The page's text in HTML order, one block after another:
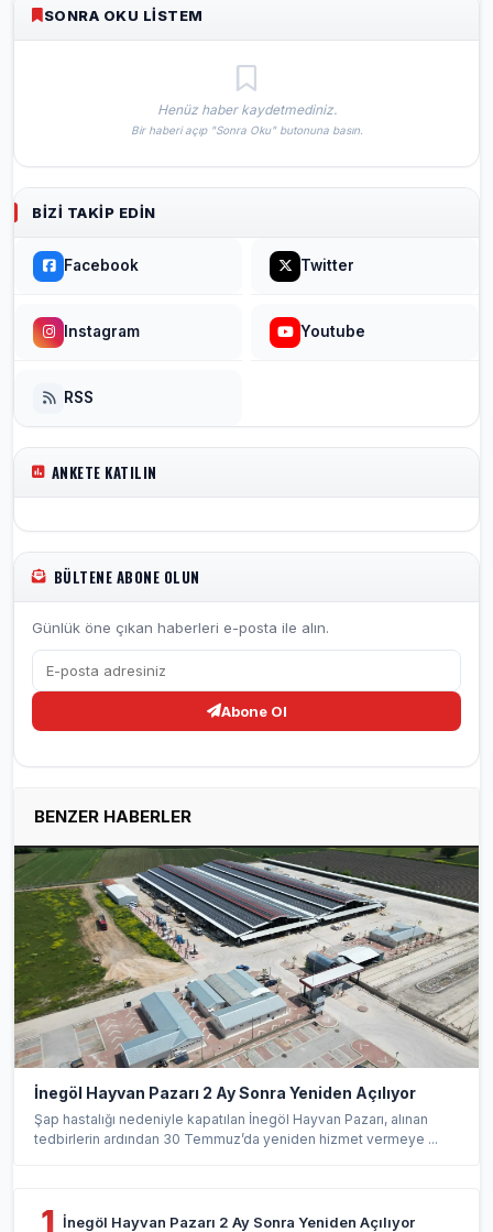
SONRA OKU LISTEM
Henüz haber kaydetmediniz.
Bir haberi açıp "Sonra Oku" butonuna basın.
BIZI TAKIP EDIN
Facebook Twitter
Instagram Youtube
RSS
ANKETE KATILIN
BÜLTENE ABONE OLUN
Günlük öne çıkan haberleri e-posta ile alın.
Abone Ol
BENZER HABERLER
İnegöl Hayvan Pazarı 2 Ay Sonra Yeniden Açılıyor
Şap hastalığı nedeniyle kapatılan İnegöl Hayvan Pazarı, alınan
tedbirlerin ardından 30 Temmuz’da yeniden hizmet vermeye ...
1 İnegöl Hayvan Pazarı 2 Ay Sonra Yeniden Açılıyor